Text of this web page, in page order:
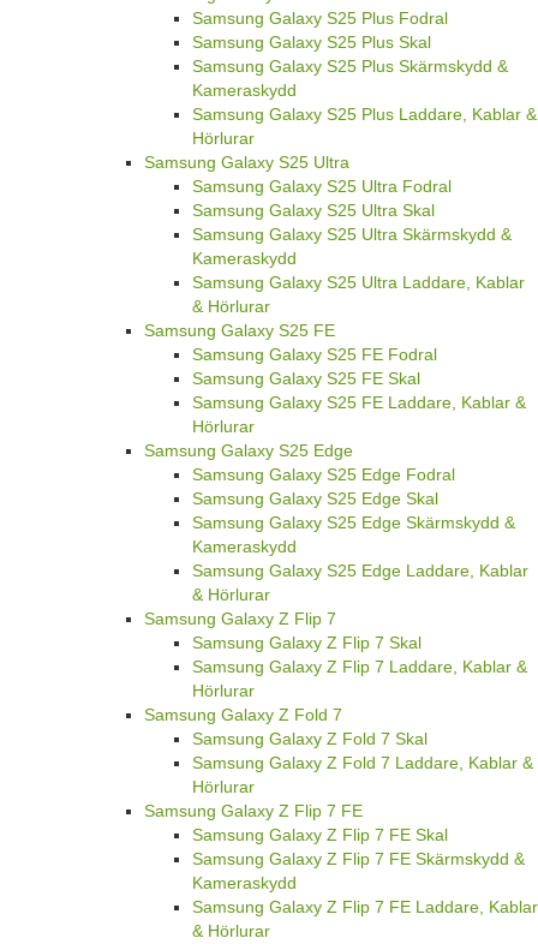
Samsung Galaxy S25 Plus Fodral
Samsung Galaxy S25 Plus Skal
Samsung Galaxy S25 Plus Skärmskydd &
Kameraskydd
Samsung Galaxy S25 Plus Laddare, Kablar &
Hörlurar
Samsung Galaxy S25 Ultra
Samsung Galaxy S25 Ultra Fodral
Samsung Galaxy S25 Ultra Skal
Samsung Galaxy S25 Ultra Skärmskydd &
Kameraskydd
Samsung Galaxy S25 Ultra Laddare, Kablar
& Hörlurar
Samsung Galaxy S25 FE
Samsung Galaxy S25 FE Fodral
Samsung Galaxy S25 FE Skal
Samsung Galaxy S25 FE Laddare, Kablar &
Hörlurar
Samsung Galaxy S25 Edge
Samsung Galaxy S25 Edge Fodral
Samsung Galaxy S25 Edge Skal
Samsung Galaxy S25 Edge Skärmskydd &
Kameraskydd
Samsung Galaxy S25 Edge Laddare, Kablar
& Hörlurar
Samsung Galaxy Z Flip 7
Samsung Galaxy Z Flip 7 Skal
Samsung Galaxy Z Flip 7 Laddare, Kablar &
Hörlurar
Samsung Galaxy Z Fold 7
Samsung Galaxy Z Fold 7 Skal
Samsung Galaxy Z Fold 7 Laddare, Kablar &
Hörlurar
Samsung Galaxy Z Flip 7 FE
Samsung Galaxy Z Flip 7 FE Skal
Samsung Galaxy Z Flip 7 FE Skärmskydd &
Kameraskydd
Samsung Galaxy Z Flip 7 FE Laddare, Kablar
& Hörlurar